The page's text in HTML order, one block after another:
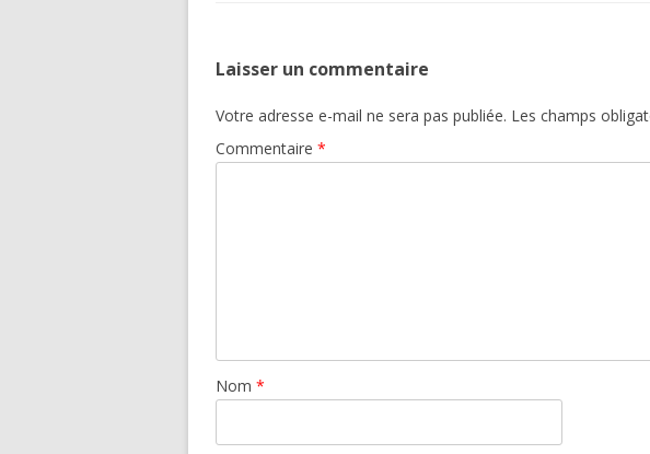
Laisser un commentaire
Votre adresse e-mail ne sera pas publiée. Les champs
Commentaire *
Nom *